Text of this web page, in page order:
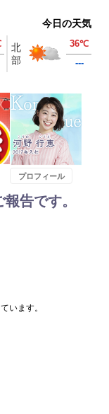
今日の天気
プロフィール
告です。
います。